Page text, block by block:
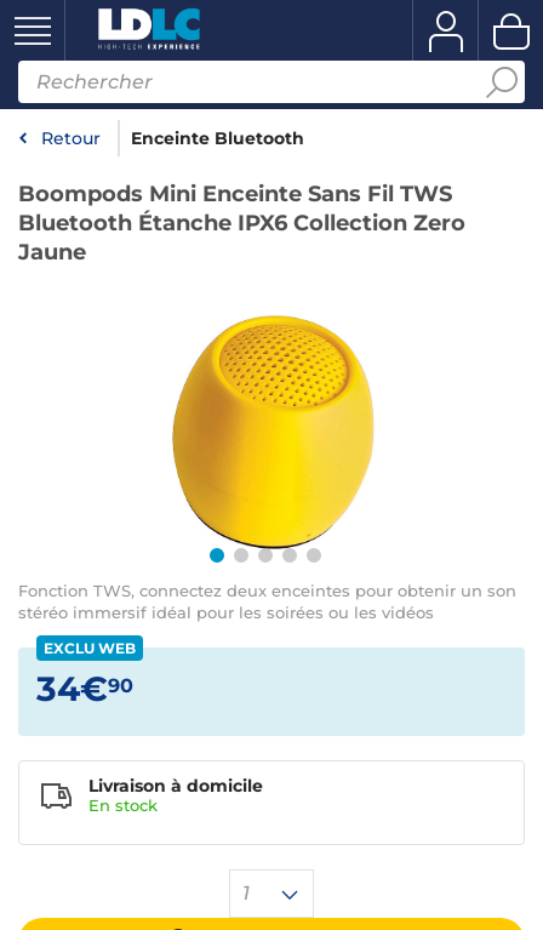
Retour Enceinte Bluetooth
Boompods Mini Enceinte Sans Fil TWS
Bluetooth Étanche IPX6 Collection Zero
Jaune
Fonction TWS, connectez deux enceintes pour obtenir un son
stéréo immersif idéal pour les soirées ou les vidéos
EXCLU WEB
34€90
1
Livraison à domicile
En stock